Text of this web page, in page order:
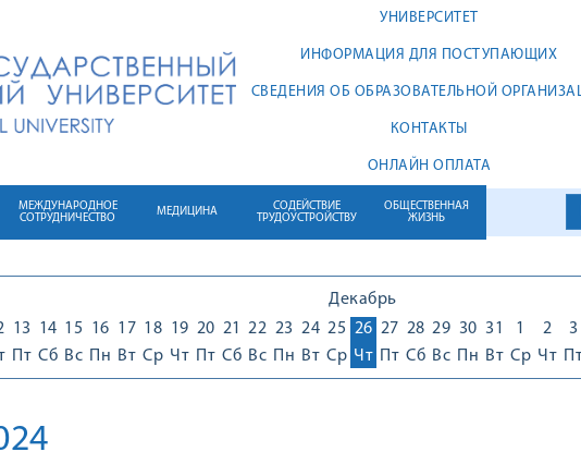
УНИВЕРСИТЕТ
ИНФОРМАЦИЯ ДЛЯ ПОСТУПАЮЩИХ
СВЕДЕНИЯ ОБ ОБРАЗОВАТЕЛЬНОЙ
КОНТАКТЫ
ОНЛАЙН ОПЛАТА
МЕЖДУНАРОДНОЕ
СОТРУДНИЧЕСТВО
МЕДИЦИНА
СОДЕЙСТВИЕ
ТРУДОУСТРОЙСТВУ
ОБЩЕСТВЕННАЯ
ЖИЗНЬ
Декабрь
13
Пт
14
Сб
15
Вс
16
Пн
17
Вт
18
Ср
19
Чт
20
Пт
21
Сб
22
Вс
23
Пн
24
Вт
25
Ср
26
Чт
27
Пт
28
Сб
29
Вс
30
Пн
31
Вт
1
Ср
2
Чт
3